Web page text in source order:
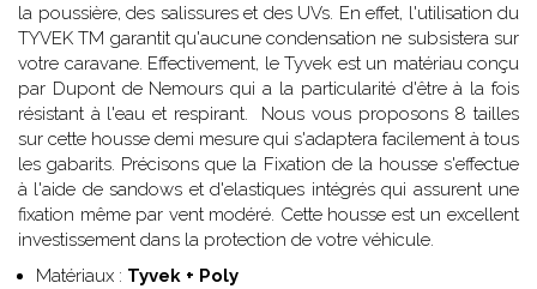
la poussière, des salissures et des UVs. En effet, l'utilisation du
TYVEK TM garantit qu'aucune condensation ne subsistera sur
votre caravane. Effectivement, le Tyvek est un matériau conçu
par Dupont de Nemours qui a la particularité d'être à la fois
résistant à l'eau et respirant. Nous vous proposons 8 tailles
sur cette housse demi mesure qui s'adaptera facilement à tous
les gabarits. Précisons que la Fixation de la housse s'effectue
à l'aide de sandows et d'elastiques intégrés qui assurent une
fixation même par vent modéré. Cette housse est un excellent
investissement dans la protection de votre véhicule.
Matériaux : Tyvek + Poly